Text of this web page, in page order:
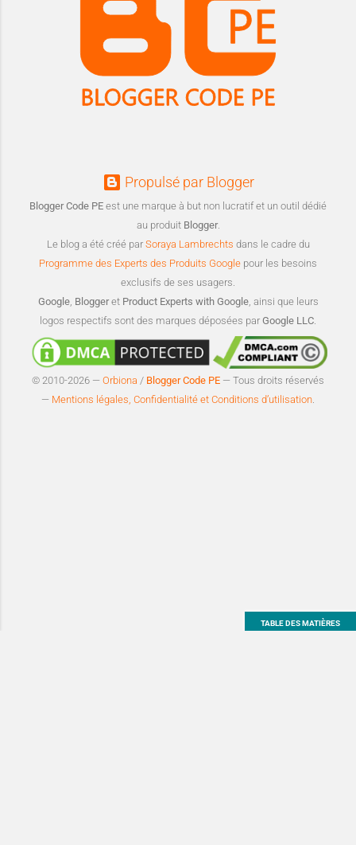
TABLE DES MATIÈRES
Propulsé par Blogger
Blogger Code PE est une marque à but non lucratif et un outil dédié
au produit Blogger.
Le blog a été créé par Soraya Lambrechts dans le cadre du
Programme des Experts des Produits Google pour les besoins
exclusifs de ses usagers.
Google, Bloggeret Product Experts with Google, ainsi que leurs
logos respectifs sont des marques déposées par Google LLC
© 2010-2026 — Orbiona / Blogger Code PE — Tous droits réservés
— Mentions légales, Confidentialité et Conditions d’utilisation